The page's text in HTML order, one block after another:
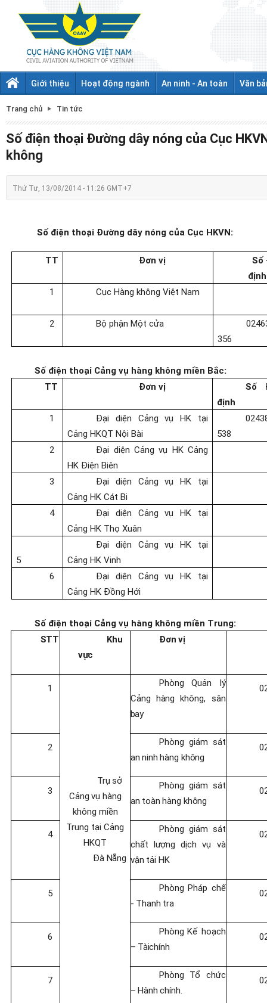
Giới thiệu Hoạt động ngành An ninh - An toàn Văn
Trang chủ Tin tức
Số điện thoại Đường dây nóng của Cục
không
Thứ Tư, 13/08/2014 - 11:26 GMT+7
Số điện thoại Đường dây nóng của Cục HKVN:
TT Đơn vị
Số
định
1
Cục Hàng không Việt Nam
2 Bộ phận Một cửa
356
Số điện thoại Cảng vụ hàng không miền Bắc:
TT
Đơn vị
Số
định
1
Đại diện Cảng vụ HK tại
Cảng HKQT Nội Bài
538
2
Đại diện Cảng vụ HK Cảng
HK Điện Biên
3
Đại diện Cảng vụ HK tại
Cảng HK Cát Bi
4
Đại diện Cảng vụ HK tại
Cảng HK Thọ Xuân
5
Đại diện Cảng vụ HK tại
Cảng HK Vinh
6
Đại diện Cảng vụ HK tại
Cảng HK Đồng Hới
Số điện thoại Cảng vụ hàng không miền Trung:
STT
Khu
vực
Đơn vị
1
Trụ sở
Cảng vụ hàng
không miền
Trung tại Cảng
HKQT
Đà Nẵng
Phòng Quản
lý
Cảng hàngkhông, sân
bay
2 Phòng giám sát
an ninhhàng không
3 Phòng giám sát
an toànhàng không
4 Phòng giám sát
chất lượng dịch vụ và
vận tải HK
5 Phòng Pháp chế
- Thanh tra
6 Phòng Kế hoạch
– Tàichính
7 Phòng Tổ chức
– Hành chính.